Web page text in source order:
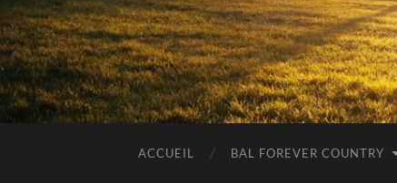
ACCUEIL BAL FOREVER COUNTRY